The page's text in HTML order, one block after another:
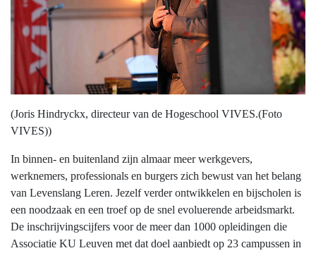
(Joris Hindryckx, directeur van de Hogeschool VIVES.(Foto
VIVES))
In binnen- en buitenland zijn almaar meer werkgevers,
werknemers, professionals en burgers zich bewust van het belang
van Levenslang Leren. Jezelf verder ontwikkelen en bijscholen is
een noodzaak en een troef op de snel evoluerende arbeidsmarkt.
De inschrijvingscijfers voor de meer dan 1000 opleidingen die
Associatie KU Leuven met dat doel aanbiedt op 23 campussen in